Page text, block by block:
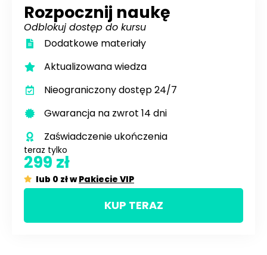
Rozpocznij naukę
Odblokuj dostęp do kursu
Dodatkowe materiały
Aktualizowana wiedza
Nieograniczony dostęp 24/7
Gwarancja na zwrot 14 dni
Zaświadczenie ukończenia
teraz tylko
299 zł
lub 0 zł wPakiecie VIP
KUP TERAZ